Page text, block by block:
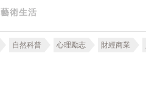
藝術生活
自然科普 心理勵志 財經商業